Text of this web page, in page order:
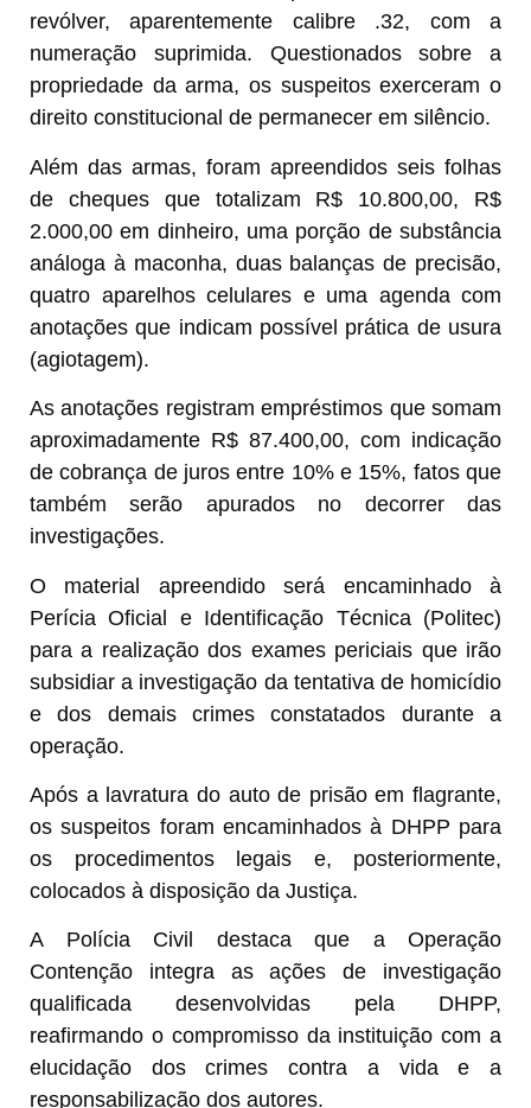
revólver, aparentemente calibre .32, com a
numeração suprimida. Questionados sobre a
propriedade da arma, os suspeitos exerceram o
direito constitucional de permanecer em silêncio.
Além das armas, foram apreendidos seis folhas
de cheques que totalizam R$ 10.800,00, R$
2.000,00 em dinheiro, uma porção de substância
análoga à maconha, duas balanças de precisão,
quatro aparelhos celulares e uma agenda com
anotações que indicam possível prática de usura
(agiotagem).
As anotações registram empréstimos que somam
aproximadamente R$ 87.400,00, com indicação
de cobrança de juros entre 10% e 15%, fatos que
também serão apurados no decorrer das
investigações.
O material apreendido será encaminhado à
Perícia Oficial e Identificação Técnica (Politec)
para a realização dos exames periciais que irão
subsidiar a investigação da tentativa de homicídio
e dos demais crimes constatados durante a
operação.
Após a lavratura do auto de prisão em flagrante,
os suspeitos foram encaminhados à DHPP para
os procedimentos legais e, posteriormente,
colocados à disposição da Justiça.
A Polícia Civil destaca que a Operação
Contenção integra as ações de investigação
qualificada desenvolvidas pela DHPP,
reafirmando o compromisso da instituição com a
elucidação dos crimes contra a vida e a
responsabilização dos autores.